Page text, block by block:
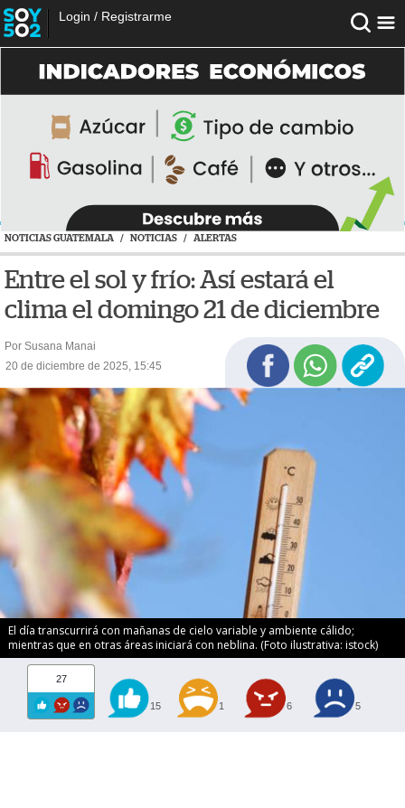
Login / Registrarme
NOTICIAS GUATEMALA / NOTICIAS / ALERTAS
Entre el sol y frío: Así estará el
clima el domingo 21 de diciembre
Por Susana Manai
20 de diciembre de 2025, 15:45
El día transcurrirá con mañanas de cielo variable y ambiente cálido;
mientras que en otras áreas iniciará con neblina. (Foto ilustrativa: istock)
27
15 1 6 5